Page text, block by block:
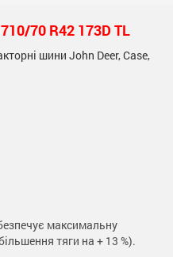
70 R42 173D TL
шини John Deer, Case,
максимальну
тяги на + 13 %).